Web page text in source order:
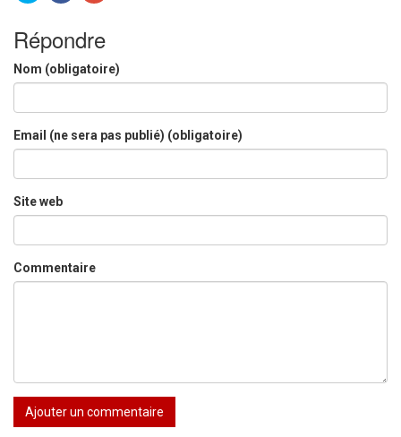
partager
Twitter(ouvre
dans
une
nouvelle
fenêtre)
partager
Facebook(ouvre
dans
une
nouvelle
fenêtre)
(ouvre
dans
une
nouvelle
fenêtre)
Répondre
Nom (obligatoire)
Email (ne sera pas publié) (obligatoire)
Site web
Commentaire